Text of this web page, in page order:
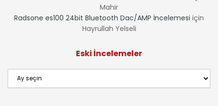
Mahir
Radsone es100 24bit Bluetooth Dac/AMP İncelemesi için
Hayrullah Yelseli
Eski İncelemeler
İncelemeler